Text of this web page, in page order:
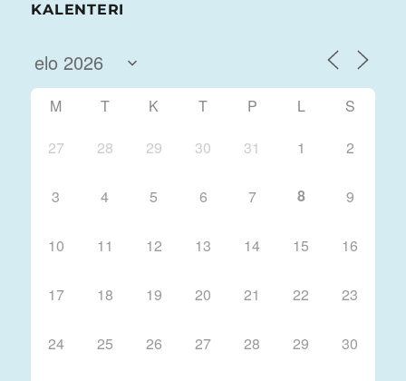
KALENTERI
M T K T P L
S
27
28 29 30 31 1 2
3 4 5 6 7 8 9
10 11 12 13 14 15 16
17 18 19 20 21 22 23
24 25 26 27 28 29 30